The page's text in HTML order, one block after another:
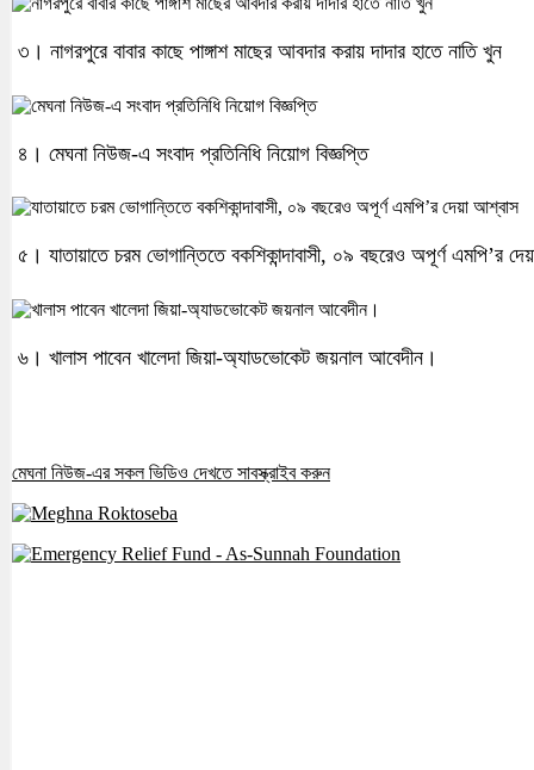
৩। নাগরপুরে বাবার কাছে পাঙ্গাশ মাছের আবদার করায় দাদার হাতে নাতি খুন
৪। মেঘনা নিউজ-এ সংবাদ প্রতিনিধি নিয়োগ বিজ্ঞপ্তি
৫। যাতায়াতে চরম ভোগান্তিতে বকশিকান্দাবাসী, ০৯ বছরেও অপূর্ণ এমপি’র
৬। খালাস পাবেন খালেদা জিয়া-অ্যাডভোকেট জয়নাল আবেদীন।
মেঘনা নিউজ-এর সকল ভিডিও দেখতে সাবস্ক্রাইব করুন